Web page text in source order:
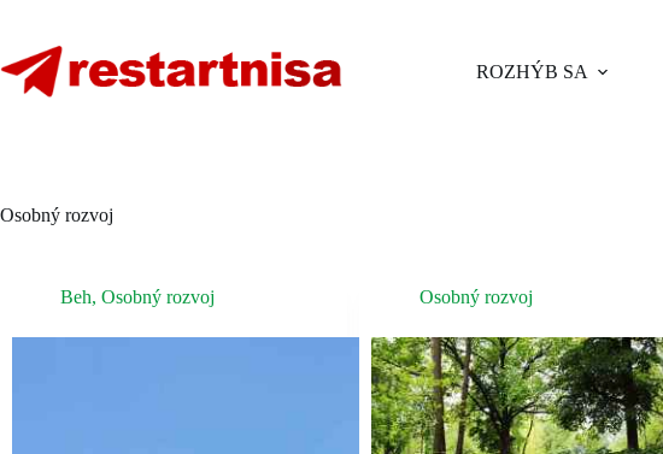
content
ROZHÝB SA
Osobný rozvoj
Beh, Osobný rozvoj Osobný rozvoj